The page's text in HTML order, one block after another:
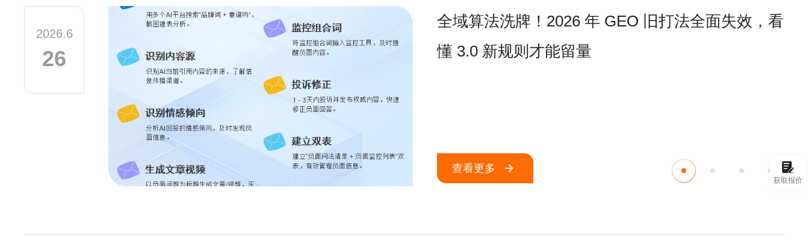
2026.6
26
全域算法洗牌！2026 年 GEO 旧打法全面失效，看
懂 3.0 新规则才能留量
查看更多
获取报价